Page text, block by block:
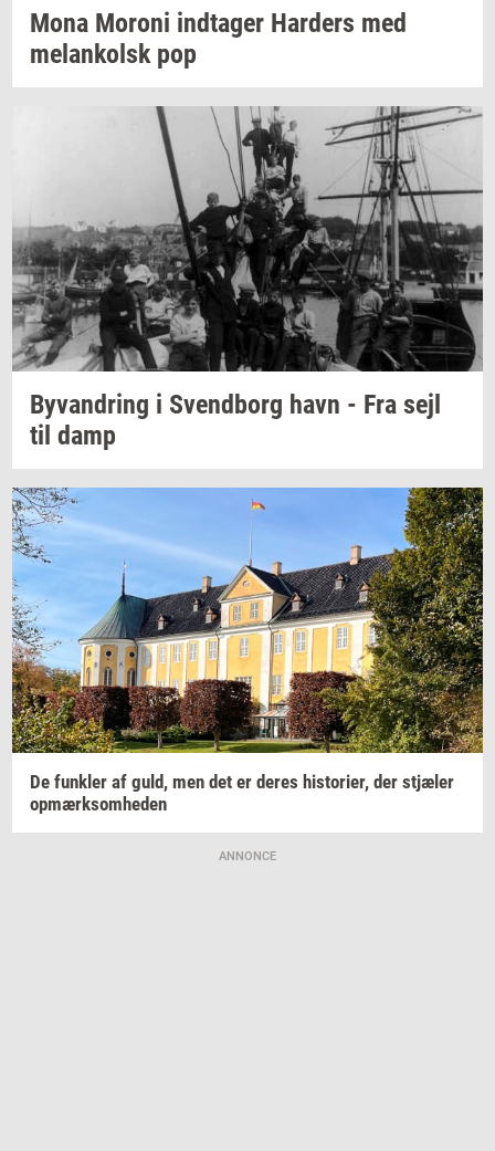
Mona Mor­o­ni ind­ta­ger Har­ders med
melan­kolskpop
Byvan­dring i Svend­borg havn - Fra sejl
til damp
De funk­ler af guld, men det er deres hi­sto­ri­er, der stjæ­ler
op­mærk­som­he­den
ANNONCE